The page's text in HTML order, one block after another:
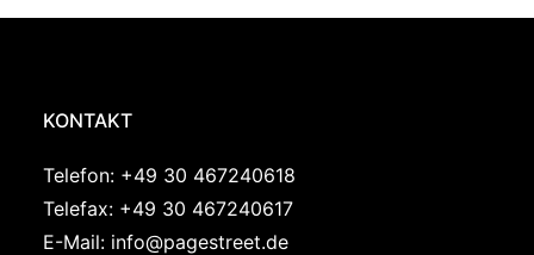
KONTAKT
Telefon: +49 30 467240618
Telefax: +49 30 467240617
E-Mail: info@pagestreet.de